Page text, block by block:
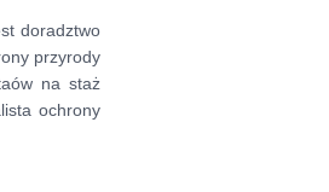
doradztwo
przyrody
na staż
ochrony